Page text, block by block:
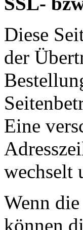
Diese
der
Eine
wechselt
Wenn
können